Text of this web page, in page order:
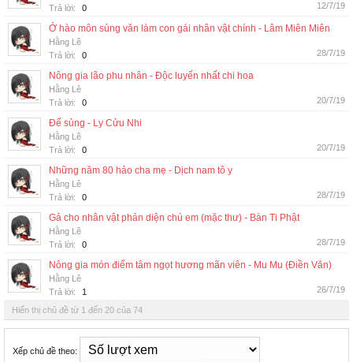
Trả lời:
0 12/7/19
Ở hào môn sủng văn làm con gái nhân vật chính - Lâm Miên Miên
Hằng Lê
Trả lời:
0 28/7/19
Nông gia lão phu nhân - Độc luyến nhất chi hoa
Hằng Lê
Trả lời:
0 20/7/19
Đế sủng - Ly Cửu Nhi
Hằng Lê
Trả lời:
0 20/7/19
Những năm 80 hảo cha mẹ - Dịch nam tô y
Hằng Lê
Trả lời:
0 28/7/19
Gả cho nhân vật phản diện chú em (mặc thư) - Bàn Ti Phật
Hằng Lê
Trả lời:
0 28/7/19
Nông gia món điểm tâm ngọt hương mãn viên - Mu Mu (Điền Văn)
Hằng Lê
Trả lời:
1 26/7/19
Hiển thị chủ đề từ 1 đến 20 của 74
Xếp chủ đề theo: